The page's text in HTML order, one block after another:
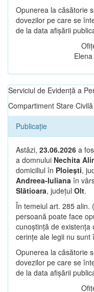
Opunerea la căsătorie
dovezilor pe care se
de la data afișării
Serviciul de Evidență a
Compartiment Stare Civilă
Publicație
Astăzi, 23.06.2026 a
a domnului Nechita
domiciliul în Ploiești,
Andreea-Iuliana în
Slătioara, județul Olt.
În temeiul art. 285 alin.
persoană poate face
cunoștință de existența
cerințe ale legii nu sunt
Opunerea la căsătorie
dovezilor pe care se
de la data afișării